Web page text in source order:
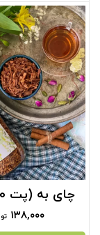
چای به (پت 200 گرم)
۱۳۸,۰۰۰